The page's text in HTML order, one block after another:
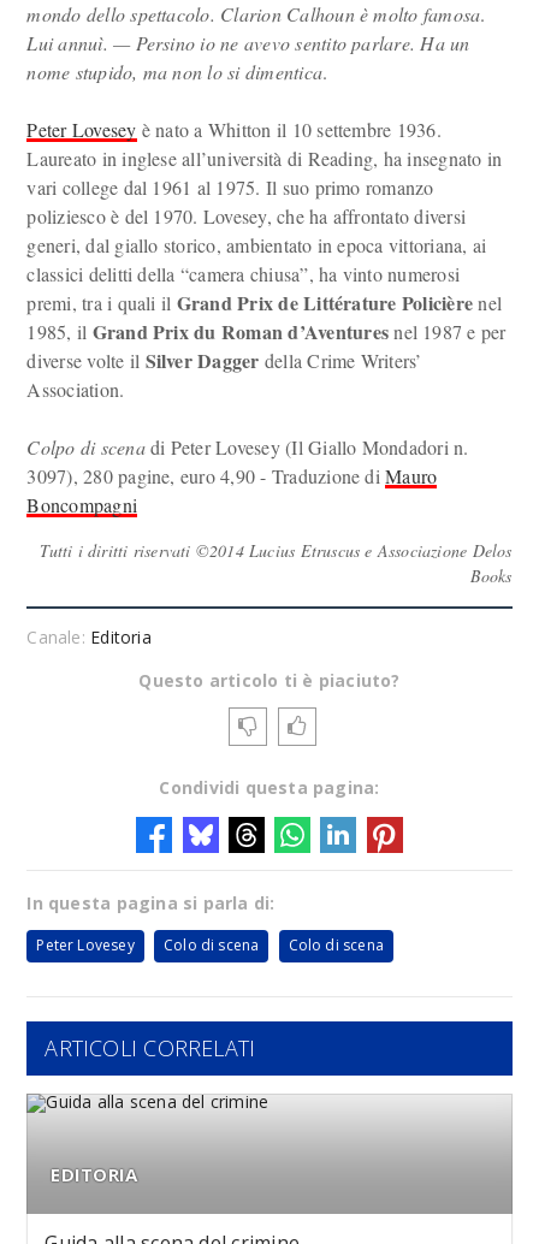
mondo dello spettacolo. Clarion Calhoun è molto famosa.
Lui annuì. — Persino io ne avevo sentito parlare. Ha un
nome stupido, ma non lo si dimentica.
Peter Lovesey è nato a Whitton il 10 settembre 1936.
Laureato in inglese all’università di Reading, ha insegnato in
vari college dal 1961 al 1975. Il suo primo romanzo
poliziesco è del 1970. Lovesey, che ha affrontato diversi
generi, dal giallo storico, ambientato in epoca vittoriana, ai
classici delitti della “camera chiusa”, ha vinto numerosi
premi, tra i quali il Grand Prix de Littérature Policièrenel
1985, il Grand Prix du Roman d’Aventuresnel 1987 e per
diverse volte il Silver Dagger della Crime Writers’
Association.
Colpo di scenadi Peter Lovesey (Il Giallo Mondadori n.
3097), 280 pagine, euro 4,90 - Traduzione diMauro
Boncompagni
Tutti i diritti riservati ©2014 Lucius Etruscus e Associazione Delos
Books
Canale: Editoria
Questo articolo ti è piaciuto?
Condividi questa pagina:
In questa pagina si parla di:
Peter Lovesey Colo di scena Colo di scena
ARTICOLI CORRELATI
EDITORIA